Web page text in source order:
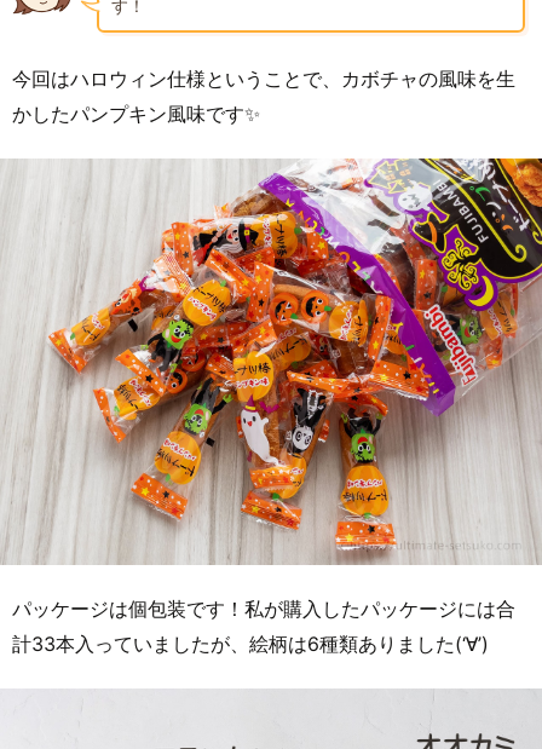
す！
今回はハロウィン仕様ということで、カボチャの風味を生
かしたパンプキン風味です✨
パッケージは個包装です！私が購入したパッケージには合
計33本入っていましたが、絵柄は6種類ありました(‘∀’)